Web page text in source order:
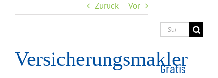
Zurück Vor
Versicherungsmakler
Suche
Gratis